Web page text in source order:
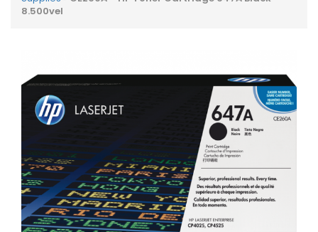
Geen
in
uw
8.500vel